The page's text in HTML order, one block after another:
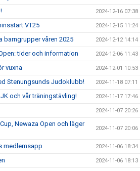
2024-12-16 07:38
VT25 2024-12-15 11:24
barngrupper våren 2025 2024-12-12 14:14
tider och information 2024-12-06 11:43
vuxna 2024-12-01 10:53
Stenungsunds Judoklubb! 2024-11-18 07:11
och vår träningstävling! 2024-11-17 17:46
2024-11-07 20:26
Newaza Open och läger
2024-11-07 20:06
medlemsapp 2024-11-06 18:34
2024-11-06 18:13